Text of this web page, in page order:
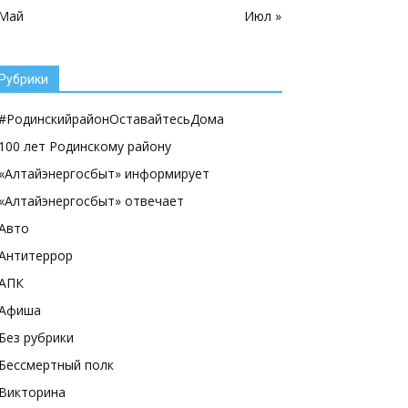
Июл »
лет Родинскому району
информирует
отвечает
рубрики
полк